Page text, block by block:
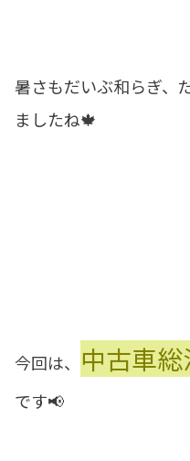
暑さもだいぶ和らぎ、
ましたね🍁
今回は、 中古車
です📢